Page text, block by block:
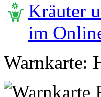
Kräuter
im
Warnkarte: